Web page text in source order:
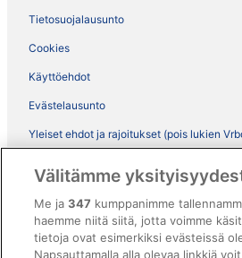
Tietosuojalausunto
Cookies
Käyttöehdot
Evästelausunto
Yleiset ehdot ja rajoitukset (pois lukien
ebookers BONUS+ -ohjelman ehdot
Oikeudelliset tiedot / ota meihin yhteyttä
Välitämme
Me ja347 kumppanimme
haemme niitä siitä, jotta voimme
tietoja ovat esimerkiksi evästeissä
Napsauttamalla alla olevaa linkkiä